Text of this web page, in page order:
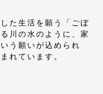
た生活を願う「ごぼ
川の水のように、家
う願いが込められ
れています。